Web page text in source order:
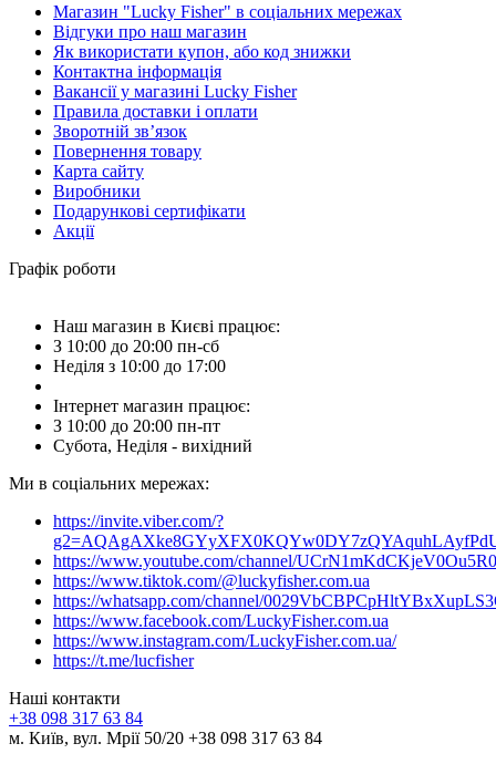
Магазин "Lucky Fisher" в соціальних мережах
Відгуки про наш магазин
Як використати купон, або код знижки
Контактна інформація
Вакансії у магазині Lucky Fisher
Правила доставки і оплати
Зворотній зв’язок
Повернення товару
Карта сайту
Виробники
Подарункові сертифікати
Акції
Графік роботи
Наш магазин в Києві працює:
З 10:00 до 20:00 пн-сб
Неділя з 10:00 до 17:00
Інтернет магазин працює:
З 10:00 до 20:00 пн-пт
Субота, Неділя - вихідний
Ми в соціальних мережах:
https://invite.viber.com/?
https://www.youtube.com/channel/
https://www.tiktok.com/@luckyfisher.com.ua
https://whatsapp.com/channel/
https://www.facebook.com/LuckyFisher.com.ua
https://www.instagram.com/LuckyFisher.com.ua/
https://t.me/lucfisher
Наші контакти
+38 098 317 63 84
м. Київ, вул. Мрії 50/20 +38 098 317 63 84